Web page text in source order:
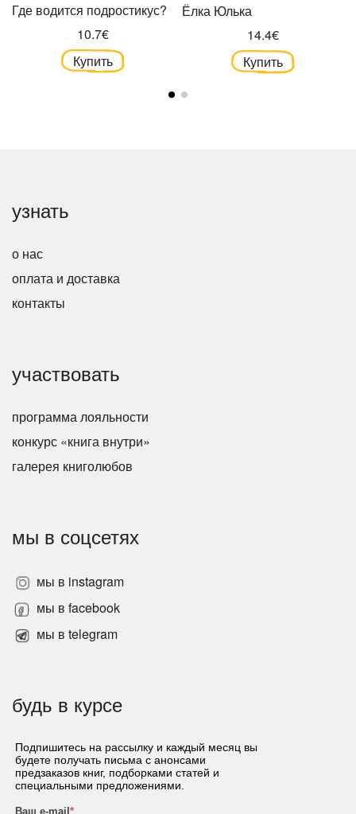
Где водится подростикус?
10.7€
Купить
Ёлка Юлька
14.4€
Купить
узнать
о нас
оплата и доставка
контакты
участвовать
программа лояльности
конкурс «книга внутри»
галерея книголюбов
мы в соцсетях
мы в instagram
мы в facebook
мы в telegram
будь в курсе
Подпишитесь на рассылку и каждый месяц вы
будете получать письма с анонсами
предзаказов книг, подборками статей и
специальными предложениями.
Ваш e-mail *